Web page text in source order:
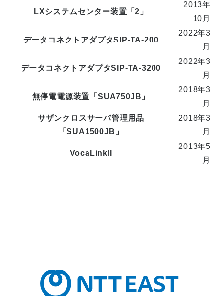
LXシステムセンター装置「2」
2013年
10月
データコネクトアダプタSIP-TA-200
2022年3
月
データコネクトアダプタSIP-TA-3200
2022年3
月
無停電電源装置「SUA750JB」
2018年3
月
サザンクロスサーバ管理用品
「SUA1500JB」
2018年3
月
VocaLinkII
2013年5
月